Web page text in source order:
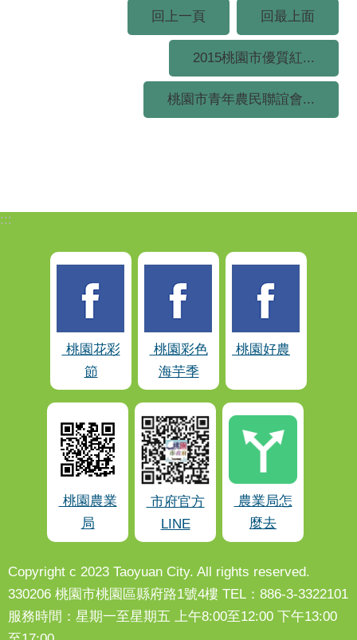
回上一頁 回最上面
2015桃園市優質紅...
桃園市青年農民聯誼會...
:::
桃園花彩
節
桃園彩色
海芋季
桃園好農
桃園農業
局
市府官方
LINE
農業局怎
麼去
Copyright c 2023 Taoyuan City. All rights reserved.
330206 桃園市桃園區縣府路1號4樓 TEL：886-3-3322101
服務時間：星期一至星期五 上午8:00至12:00 下午13:00